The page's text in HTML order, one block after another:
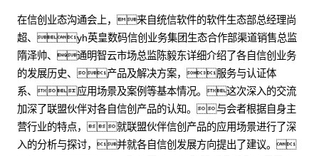
在信创业态沟通会上，来自统信软件的软件生态部总经理尚
超、yh英皇数码信创业务集团生态合作部渠道销售总监
隋泽帅、通明智云市场总监陈毅东详细介绍了各自信创业务
的发展历史、产品及解决方案，服务与认证体
系、应用场景及案例等基本情况。这次深入的交流
加深了联盟伙伴对各自信创产品的认知。与会者根据自身主
营行业的特点，就联盟伙伴信创产品的应用场景进行了深
入的分析与探讨，并就各自信创发展方向提出了建议。